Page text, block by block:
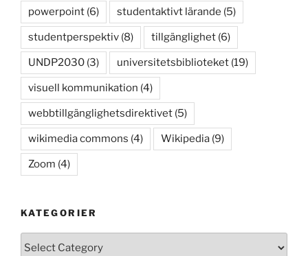
powerpoint (6) studentaktivt lärande (5)
studentperspektiv (8) tillgänglighet (6)
UNDP2030 (3) universitetsbiblioteket (19)
visuell kommunikation (4)
webbtillgänglighetsdirektivet (5)
wikimedia commons (4) Wikipedia (9)
Zoom (4)
KATEGORIER
Kategorier